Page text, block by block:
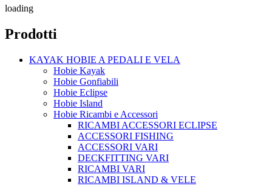
loading
Prodotti
KAYAK HOBIE A PEDALI E VELA
Hobie Kayak
Hobie Gonfiabili
Hobie Eclipse
Hobie Island
Hobie Ricambi e Accessori
RICAMBI ACCESSORI ECLIPSE
ACCESSORI FISHING
ACCESSORI VARI
DECKFITTING VARI
RICAMBI VARI
RICAMBI ISLAND & VELE